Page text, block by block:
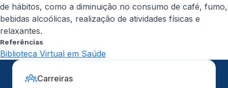
de hábitos, como a diminuição no consumo de café, fumo,
bebidas alcoólicas, realização de atividades físicas e
relaxantes.
Referências
Biblioteca Virtual em Saúde
Carreiras